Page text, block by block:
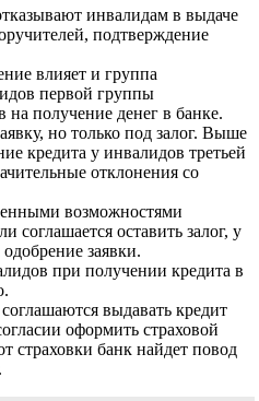
инвалидам в выдаче
подтверждение
влияет и группа
первой группы
на получение денег в банке.
но только под залог. Выше
кредита у инвалидов третьей
отклонения со
возможностями
соглашается оставить залог, у
заявки.
при получении кредита в
выдавать кредит
оформить страховой
страховки банк найдет повод